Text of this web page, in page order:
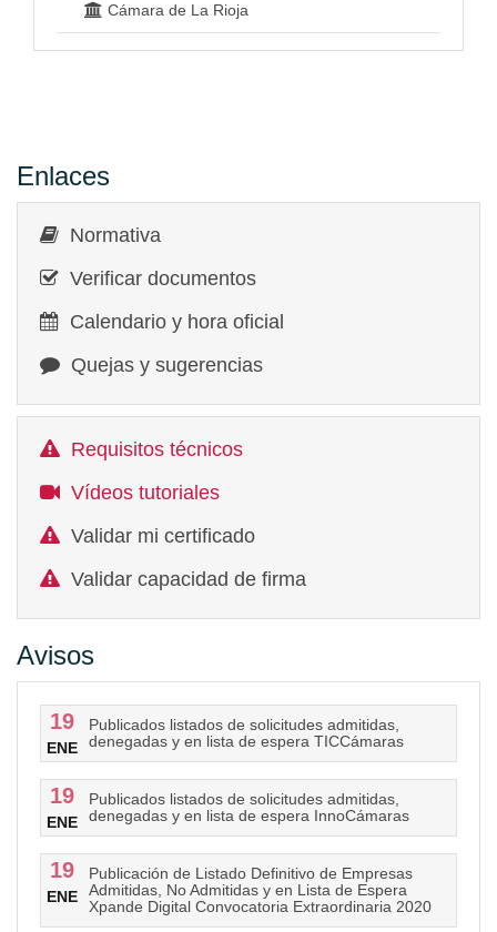
Cámara de La Rioja
Enlaces
Normativa
Verificar documentos
Calendario y hora oficial
Quejas y sugerencias
Requisitos técnicos
Vídeos tutoriales
Validar mi certificado
Validar capacidad de firma
Avisos
19
ENE
Publicados listados de solicitudes admitidas,
denegadas y en lista de espera TICCámaras
19
ENE
Publicados listados de solicitudes admitidas,
denegadas y en lista de espera InnoCámaras
19
ENE
Publicación de Listado Definitivo de Empresas
Admitidas, No Admitidas y en Lista de Espera
Xpande Digital Convocatoria Extraordinaria 2020